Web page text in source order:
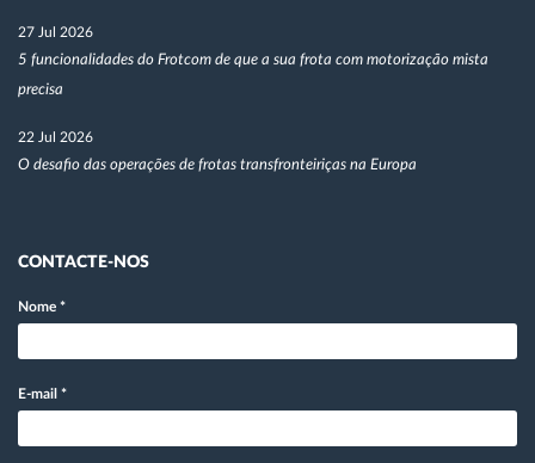
27 Jul 2026
5 funcionalidades do Frotcom de que a sua frota com motorização mista
precisa
22 Jul 2026
O desafio das operações de frotas transfronteiriças na Europa
CONTACTE-NOS
Nome *
E-mail *